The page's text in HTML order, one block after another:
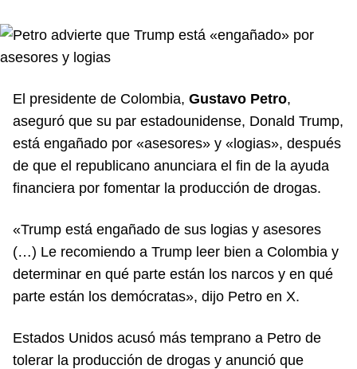
El presidente de Colombia, Gustavo Petro,
aseguró que su par estadounidense, Donald Trump,
está engañado por «asesores» y «logias», después
de que el republicano anunciara el fin de la ayuda
financiera por fomentar la producción de drogas.
«Trump está engañado de sus logias y asesores
(…) Le recomiendo a Trump leer bien a Colombia y
determinar en qué parte están los narcos y en qué
parte están los demócratas», dijo Petro en X.
Estados Unidos acusó más temprano a Petro de
tolerar la producción de drogas y anunció que